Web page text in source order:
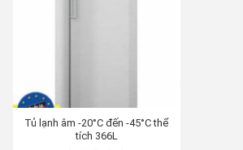
Tủ lạnh âm -20°C đến -45°C thể
tích 366L